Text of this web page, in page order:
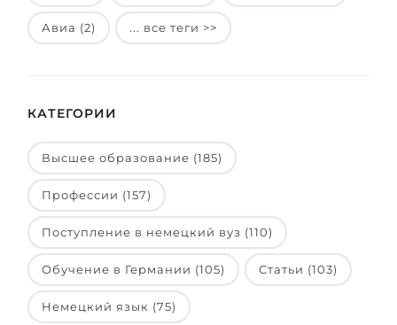
Авиа (2) ... все теги >>
КАТЕГОРИИ
Высшее образование (185)
Профессии (157)
Поступление в немецкий вуз (110)
Обучение в Германии (105) Статьи (103)
Немецкий язык (75)